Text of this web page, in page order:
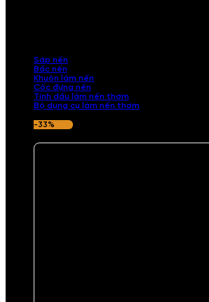
Sáp nến
Bấc nến
Khuôn làm nến
Cốc đựng nến
Tinh dầu làm nến thơm
Bộ dụng cụ làm nến thơm
-33%